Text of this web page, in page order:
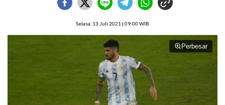
Selasa, 13 Juli 2021 | 09:00 WIB
Perbesar